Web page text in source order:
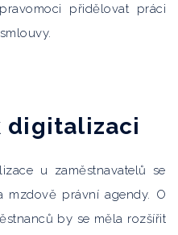
přidělovat práci
digitalizaci
u zaměstnavatelů se
mzdově právní agendy. O
by se měla rozšířit